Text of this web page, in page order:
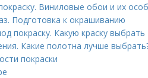
Виниловые обои и их
Подготовка к окрашиванию
покраску. Какую краску выбрать
Какие полотна лучше
покраски